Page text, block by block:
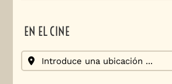
EN EL CINE